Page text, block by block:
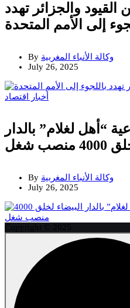
والجزائر تهدد
إلى الأمم المتحدة
By وكالة الأنباء المغربية
July 26, 2025
أخبار اقتصاد
“أهل لغلام” بالدار
شغل
By وكالة الأنباء المغربية
July 26, 2025
Copyright © 2025